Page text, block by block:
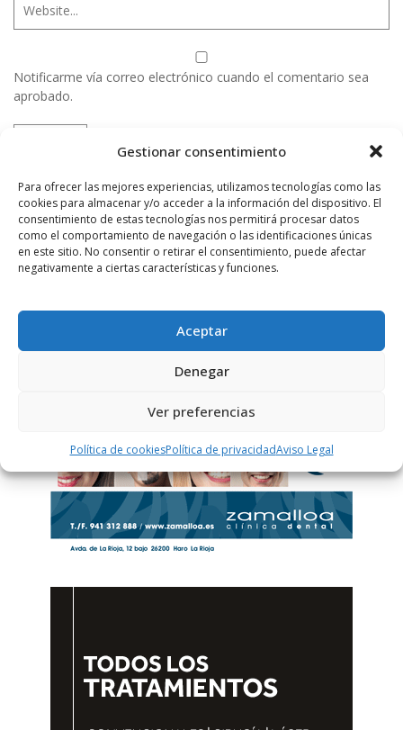
Gestionar consentimiento
Para ofrecer las mejores experiencias, utilizamos tecnologías como las
cookies para almacenar y/o acceder a la información del dispositivo. El
consentimiento de estas tecnologías nos permitirá procesar datos
como el comportamiento de navegación o las identificaciones únicas
en este sitio. No consentir o retirar el consentimiento, puede afectar
negativamente a ciertas características y funciones.
Aceptar
Denegar
Ver preferencias
Política de cookiesPolítica de privacidadAviso Legal
Notificarme vía correo electrónico cuando el comentario sea
aprobado.
cómo se procesan los datos de tus comentarios.
PUBLICIDAD